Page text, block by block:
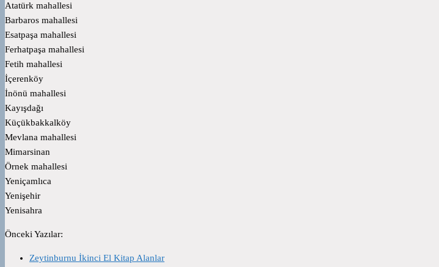
Atatürk mahallesi
Barbaros mahallesi
Esatpaşa mahallesi
Ferhatpaşa mahallesi
Fetih mahallesi
İçerenköy
İnönü mahallesi
Kayışdağı
Küçükbakkalköy
Mevlana mahallesi
Mimarsinan
Örnek mahallesi
Yeniçamlıca
Yenişehir
Yenisahra
Önceki Yazılar:
Zeytinburnu İkinci El Kitap Alanlar